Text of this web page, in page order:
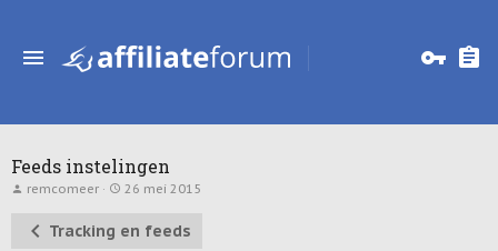
Feeds instelingen
T
remcomeer
S
r
26 mei 2015
Tracking en feeds